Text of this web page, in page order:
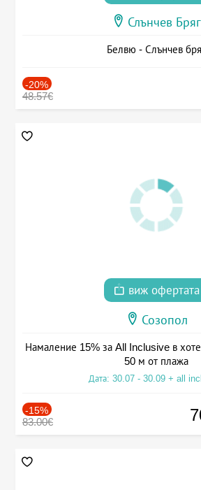
Слънчев Бряг
Белвю - Слънчев
-20%
48.57€
виж офертата
Созопол
Намаление 15% за All Inclusive в
50 м от плажа
Дата: 30.07 - 30.09 + all
-15%
83.00€